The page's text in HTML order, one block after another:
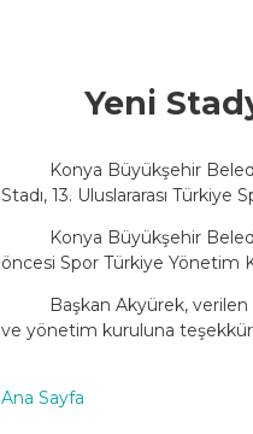
Yeni
Konya Büyükşehir
Stadı, 13. Uluslararası Türkiye
Konya Büyükşehir
öncesi Spor Türkiye Yönetim
Başkan Akyürek,
ve yönetim kuruluna
Ana Sayfa